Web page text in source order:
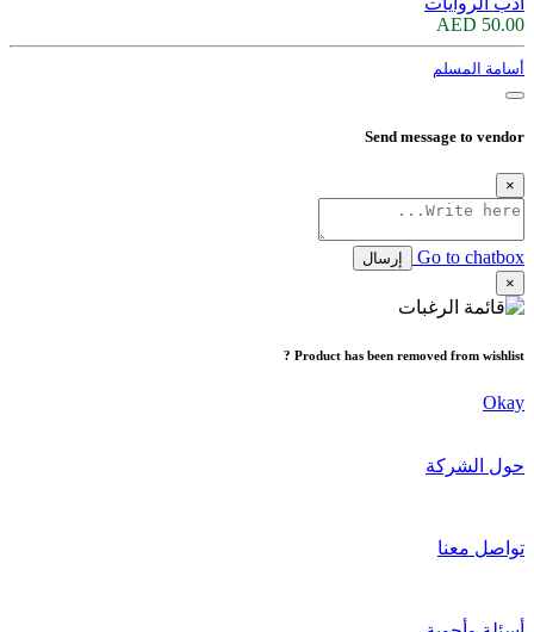
50.00 AED
أسامة المسلم
Send message to vendor
×
Go to chatbox
إرسال
×
Product has been removed from wishlist ?
Okay
حول الشركة
تواصل معنا